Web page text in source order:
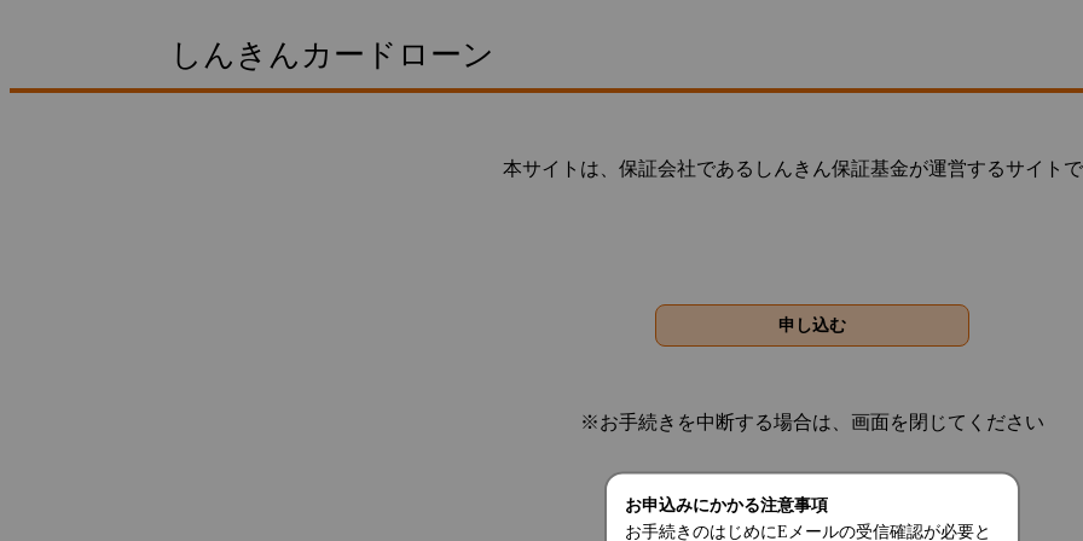
しんきんカードローン
本サイトは、保証会社であるしんきん保証基金が運営するサイト
※お手続きを中断する場合は、画面を閉じてください
お申込みにかかる注意事項
お手続きのはじめにEメールの受信確認が必要と